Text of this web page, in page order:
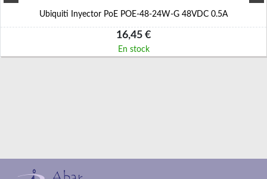
Ubiquiti Inyector PoE POE-48-24W-G 48VDC 0.5A
16,45 €
En stock